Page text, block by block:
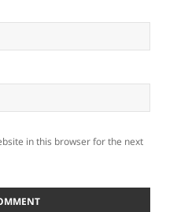
in this browser for the next